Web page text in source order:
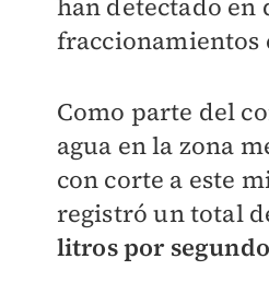
han detectado en
fraccionamientos
Como parte del
agua en la zona
con corte a este
registró un total
litros por